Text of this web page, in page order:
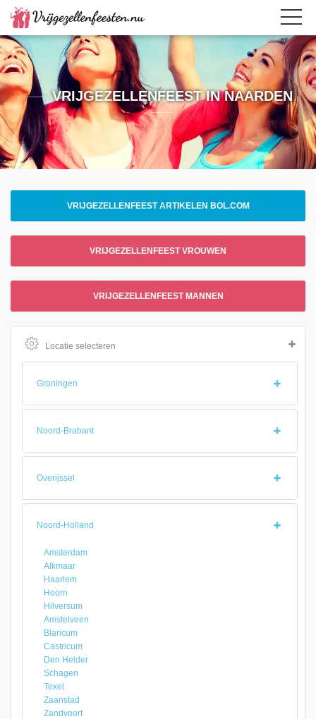
VRIJGEZELLENFEEST IN NAARDEN
VRIJGEZELLENFEEST ARTIKELEN BOL.COM
VRIJGEZELLENFEEST VROUWEN
VRIJGEZELLENFEEST MANNEN
Locatie selecteren
Groningen
Noord-Brabant
Overijssel
Noord-Holland
Amsterdam
Alkmaar
Haarlem
Hoorn
Hilversum
Amstelveen
Blaricum
Castricum
Den Helder
Schagen
Texel
Zaanstad
Zandvoort